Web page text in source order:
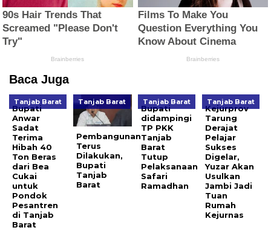
Baca Juga
Tanjab Barat
Bupati
Anwar
Sadat
Terima
Hibah 40
Ton Beras
dari Bea
Cukai
untuk
Pondok
Pesantren
di Tanjab
Barat
Tanjab Barat
Pembangunan
Terus
Dilakukan,
Bupati
Tanjab
Barat
Tanjab Barat
Bupati
didampingi
TP PKK
Tanjab
Barat
Tutup
Pelaksanaan
Safari
Ramadhan
Tanjab Barat
Kejurprov
Tarung
Derajat
Pelajar
Sukses
Digelar,
Yuzar Akan
Usulkan
Jambi Jadi
Tuan
Rumah
Kejurnas